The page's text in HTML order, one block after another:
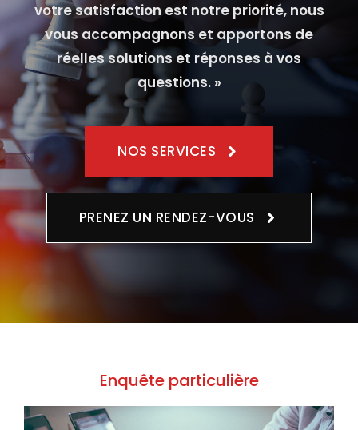
votre satisfaction est notre priorité, nous
vous accompagnons et apportons de
réelles solutions et réponses à vos
questions. »
NOS SERVICES
PRENEZ UN RENDEZ-VOUS
Enquête particulière